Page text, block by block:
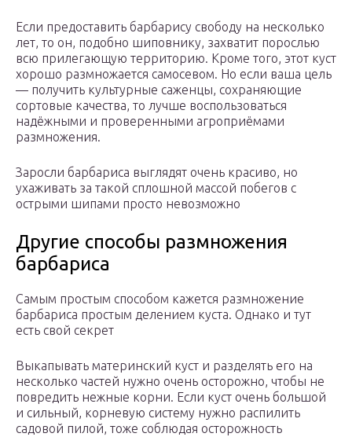
Если предоставить барбарису свободу на несколько
лет, то он, подобно шиповнику, захватит порослью
всю прилегающую территорию. Кроме того, этот куст
хорошо размножается самосевом. Но если ваша цель
— получить культурные саженцы, сохраняющие
сортовые качества, то лучше воспользоваться
надёжными и проверенными агроприёмами
размножения.
Заросли барбариса выглядят очень красиво, но
ухаживать за такой сплошной массой побегов с
острыми шипами просто невозможно
Другие способы размножения
барбариса
Самым простым способом кажется размножение
барбариса простым делением куста. Однако и тут
есть свой секрет
Выкапывать материнский куст и разделять его на
несколько частей нужно очень осторожно, чтобы не
повредить нежные корни. Если куст очень большой
и сильный, корневую систему нужно распилить
садовой пилой, тоже соблюдая осторожность